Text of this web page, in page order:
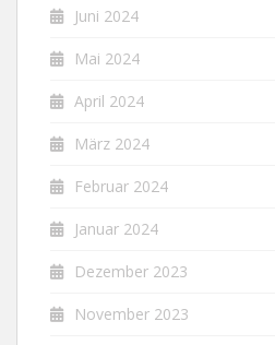
Juni 2024
Mai 2024
April 2024
März 2024
Februar 2024
Januar 2024
Dezember 2023
November 2023